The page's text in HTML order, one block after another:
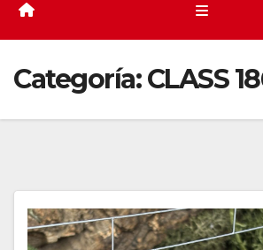
Categoría:CLASS